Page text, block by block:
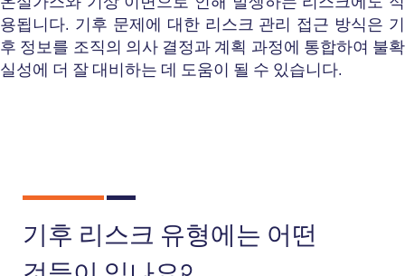
온실가스와 기상 이변으로 인해 발생하는 리스크에도 적
용됩니다. 기후 문제에 대한 리스크 관리 접근 방식은 기
후 정보를 조직의 의사 결정과 계획 과정에 통합하여 불확
실성에 더 잘 대비하는 데 도움이 될 수 있습니다.
기후 리스크 유형에는 어떤